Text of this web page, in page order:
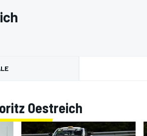
Oestreich